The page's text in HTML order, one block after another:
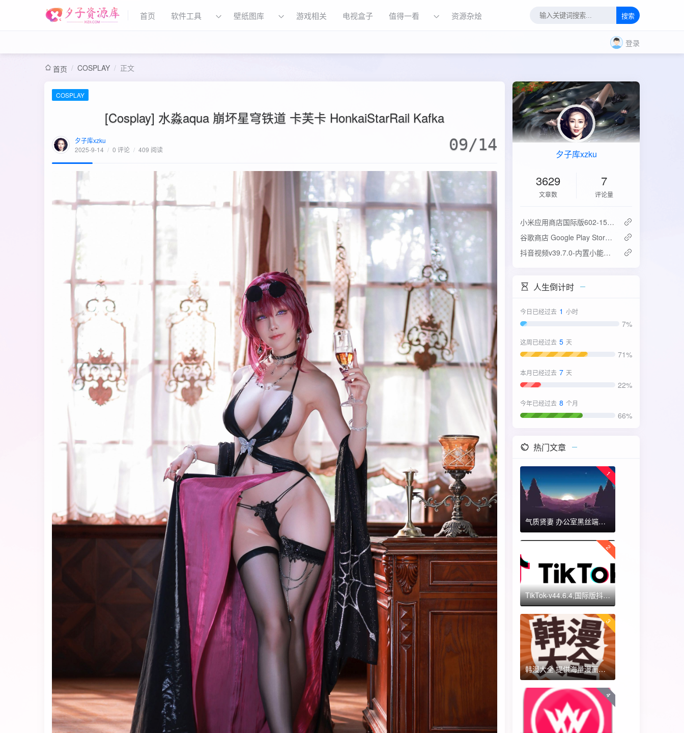
首页 软件工具 壁纸图库 游戏相关 电视盒子 值得一看 资源杂烩 搜索
登录
首页 / COSPLAY / 正文
COSPLAY
[Cosplay] 水淼aqua 崩坏星穹铁道 卡芙卡 HonkaiStarRail Kafka
夕子库xzku
2025-9-14 / 0 评论 / 409 阅读 09/14 夕子库xzku
3629
文章数
7
评论量
‌小米应用商店国际版602-15.6.0.2：免登录直下，比谷歌商店快3倍！
谷歌商店 Google Play Store v52.4.42-31版
抖音视频v39.7.0-内置小能手2.0.7模块
人生倒计时
今日已经过去 1 小时
7%
这周已经过去 5 天
71%
本月已经过去 7 天
22%
今年已经过去 8 个月
66%
热门文章
1
气质贤妻 办公室黑丝端木蓉 国漫女神 ​​​
2
TikTok-v44.6.4,国际版抖音海外畅享,免拔卡体验!附保姆级详细使用指南
3
韩漫大全 提供海量漫画资源
4